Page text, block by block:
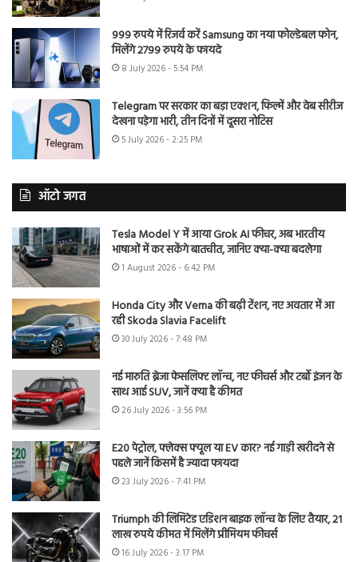
999 रुपये में रिजर्व करें Samsung का नया फोल्डेबल फोन,
मिलेंगे 2799 रुपये के फायदे
8 July 2026 - 5:54 PM
Telegram पर सरकार का बड़ा एक्शन, फिल्में और वेब सीरीज
देखना पड़ेगा भारी, तीन दिनों में दूसरा नोटिस
5 July 2026 - 2:25 PM
ऑटो जगत
Tesla Model Y में आया Grok AI फीचर, अब भारतीय
भाषाओं में कर सकेंगे बातचीत, जानिए क्या-क्या बदलेगा
1 August 2026 - 6:42 PM
Honda City और Verna की बढ़ी टेंशन, नए अवतार में आ
रही Skoda Slavia Facelift
30 July 2026 - 7:48 PM
नई मारुति ब्रेजा फेसलिफ्ट लॉन्च, नए फीचर्स और टर्बो इंजन के
साथ आई SUV, जानें क्या है कीमत
26 July 2026 - 3:56 PM
E20 पेट्रोल, फ्लेक्स फ्यूल या EV कार? नई गाड़ी खरीदने से
पहले जानें किसमें है ज्यादा फायदा
23 July 2026 - 7:41 PM
Triumph की लिमिटेड एडिशन बाइक लॉन्च के लिए तैयार, 21
लाख रुपये कीमत में मिलेंगे प्रीमियम फीचर्स
16 July 2026 - 3:17 PM